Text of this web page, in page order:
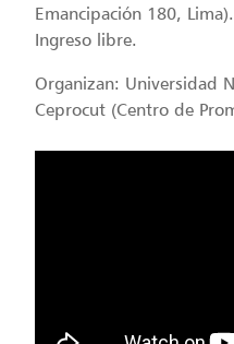
Emancipación 180, Lima).
Ingreso libre.
Organizan: Universidad
Ceprocut (Centro de